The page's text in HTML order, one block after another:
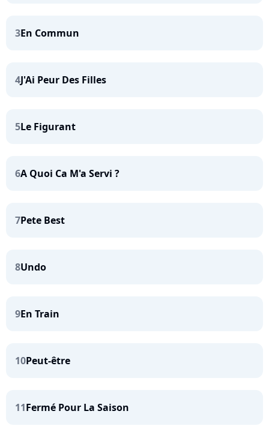
3En Commun
4J'Ai Peur Des Filles
5Le Figurant
6A Quoi Ca M'a Servi ?
7Pete Best
8Undo
9En Train
10Peut-être
11Fermé Pour La Saison